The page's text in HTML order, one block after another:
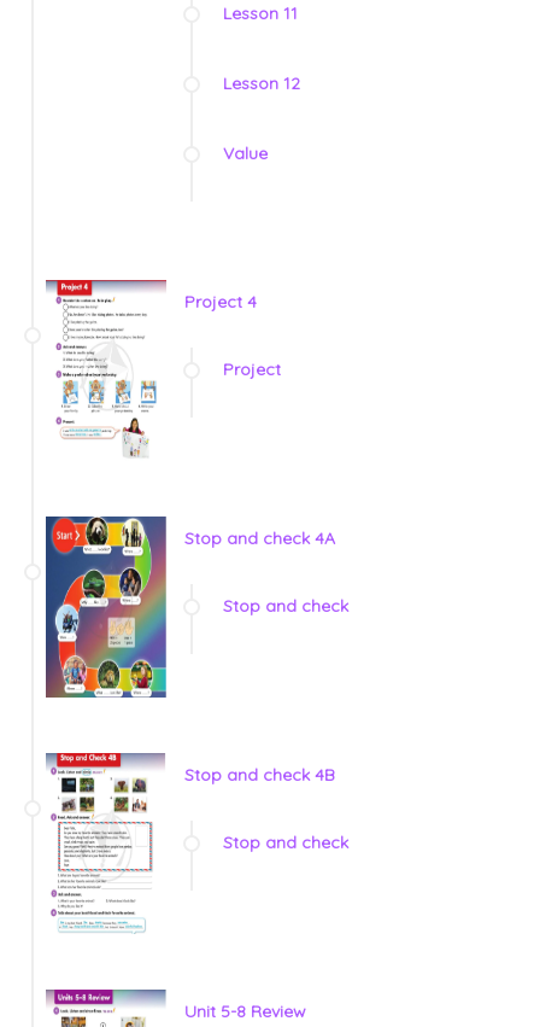
Lesson 11
Lesson 12
Value
Project 4
Project
Stop and check 4A
Stop and check
Stop and check 4B
Stop and check
Unit 5-8 Review